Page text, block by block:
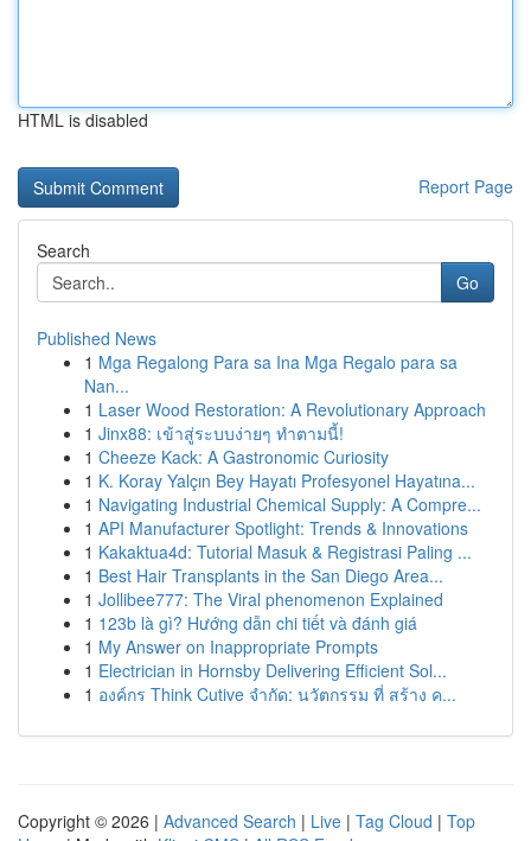
HTML is disabled
Report Page
Search
Go
Published News
1 Mga Regalong Para sa Ina Mga Regalo para sa
Nan...
1 Laser Wood Restoration: A Revolutionary Approach
1 Jinx88: เข้าสู่ระบบง่ายๆ ทำตามนี้!
1 Cheeze Kack: A Gastronomic Curiosity
1 K. Koray Yalçın Bey Hayatı Profesyonel Hayatına...
1 Navigating Industrial Chemical Supply: A Compre...
1 API Manufacturer Spotlight: Trends & Innovations
1 Kakaktua4d: Tutorial Masuk & Registrasi Paling ...
1 Best Hair Transplants in the San Diego Area...
1 Jollibee777: The Viral phenomenon Explained
1 123b là gì? Hướng dẫn chi tiết và đánh giá
1 My Answer on Inappropriate Prompts
1 Electrician in Hornsby Delivering Efficient Sol...
1 องค์กร Think Cutive จำกัด: นวัตกรรม ที่ สร้าง ค...
Copyright © 2026 | Advanced Search | Live | Tag Cloud | Top